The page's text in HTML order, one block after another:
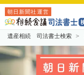
朝日新聞社運営
遺産相続 司法書士検索